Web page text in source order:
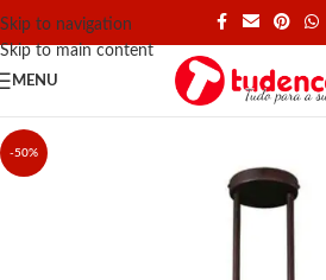
Skip to navigation
Skip to main content
MENU
-50%